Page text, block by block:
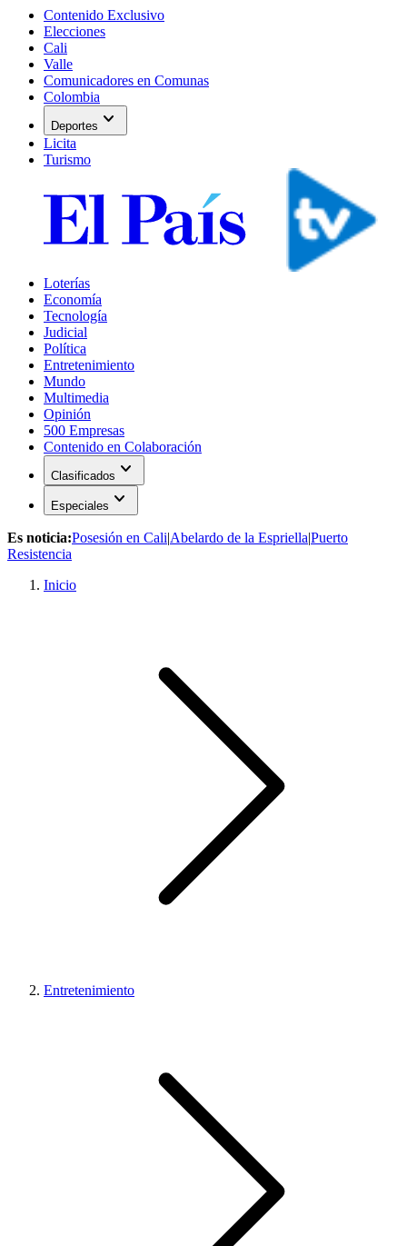
Contenido Exclusivo
Elecciones
Cali
Valle
Comunicadores en Comunas
Colombia
Deportes expand_more
Licita
Turismo
Loterías
Economía
Tecnología
Judicial
Política
Entretenimiento
Mundo
Multimedia
Opinión
500 Empresas
Contenido en Colaboración
Clasificados expand_more
Especiales expand_more
Es noticia:Posesión en Cali|Abelardo de la Espriella|Puerto
Resistencia
Inicio
Entretenimiento